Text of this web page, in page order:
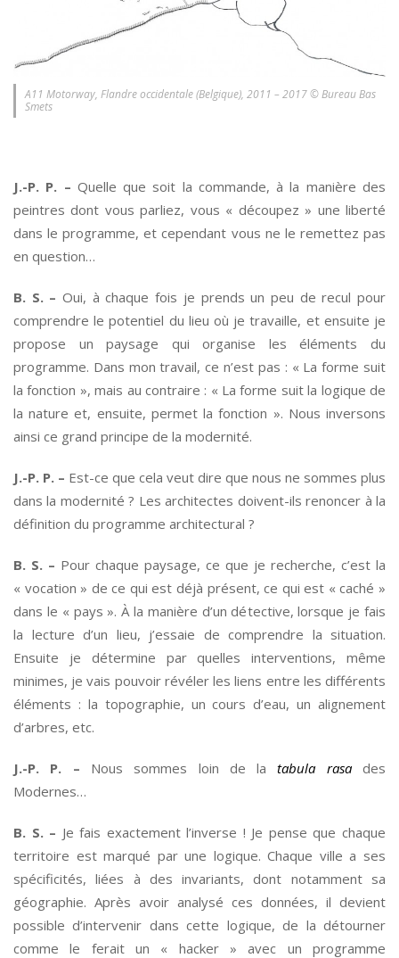
A11 Motorway, Flandre occidentale (Belgique), 2011 – 2017 © Bureau Bas
Smets
J.-P. P. – Quelle que soit la commande, à la manière des
peintres dont vous parliez, vous « découpez » une liberté
dans le programme, et cependant vous ne le remettez pas
en question…
B. S. – Oui, à chaque fois je prends un peu de recul pour
comprendre le potentiel du lieu où je travaille, et ensuite je
propose un paysage qui organise les éléments du
programme. Dans mon travail, ce n’est pas : « La forme suit
la fonction », mais au contraire : « La forme suit la logique de
la nature et, ensuite, permet la fonction ». Nous inversons
ainsi ce grand principe de la modernité.
J.-P. P. – Est-ce que cela veut dire que nous ne sommes plus
dans la modernité ? Les architectes doivent-ils renoncer à la
définition du programme architectural ?
B. S. – Pour chaque paysage, ce que je recherche, c’est la
« vocation » de ce qui est déjà présent, ce qui est « caché »
dans le « pays ». À la manière d’un détective, lorsque je fais
la lecture d’un lieu, j’essaie de comprendre la situation.
Ensuite je détermine par quelles interventions, même
minimes, je vais pouvoir révéler les liens entre les différents
éléments : la topographie, un cours d’eau, un alignement
d’arbres, etc.
J.-P. P. – Nous sommes loin de latabula rasades
Modernes…
B. S. – Je fais exactement l’inverse ! Je pense que chaque
territoire est marqué par une logique. Chaque ville a ses
spécificités, liées à des invariants, dont notamment sa
géographie. Après avoir analysé ces données, il devient
possible d’intervenir dans cette logique, de la détourner
comme le ferait un « hacker » avec un programme